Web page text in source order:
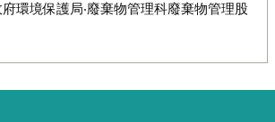
環境保護局‧廢棄物管理科廢棄物管理股